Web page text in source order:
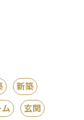
新築
玄関